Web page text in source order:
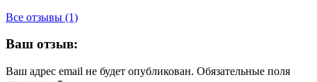
Все отзывы (1)
Ваш отзыв:
Ваш адрес email не будет опубликован. Обязательные поля